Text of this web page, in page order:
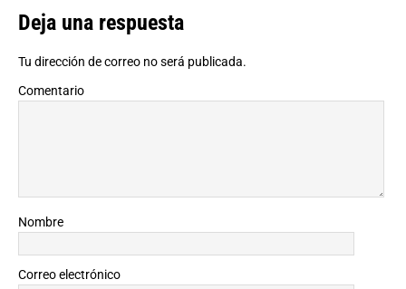
Deja una respuesta
Tu dirección de correo no será publicada.
Comentario
Nombre
Correo electrónico